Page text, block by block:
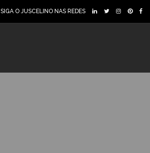
SIGA O JUSCELINO NAS REDES